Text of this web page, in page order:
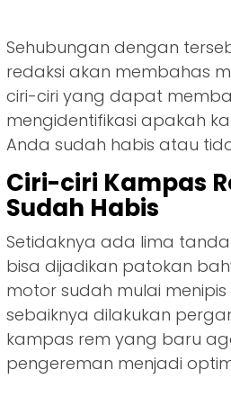
Sehubungan dengan
redaksi akan membahas
ciri-ciri yang dapat
mengidentifikasi apakah
Anda sudah habis atau
Ciri-ciri Kampas
Sudah Habis
Setidaknya ada lima
bisa dijadikan patokan
motor sudah mulai
sebaiknya dilakukan
kampas rem yang baru
pengereman menjadi